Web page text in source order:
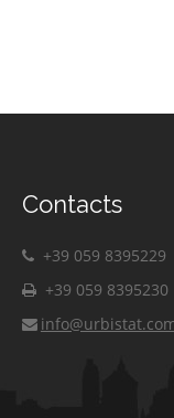
Contacts
+39 059 8395229
+39 059 8395230